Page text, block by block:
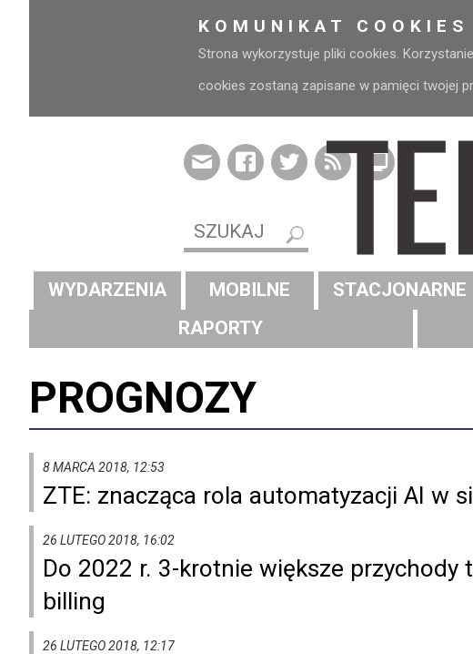
KOMUNIKAT COOKIES
Strona wykorzystuje pliki cookies.
cookies zostaną zapisane w pamięci twojej
WYDARZENIA MOBILNE STACJONARNE
RAPORTY
PROGNOZY
8 MARCA 2018, 12:53
ZTE: znacząca rola automatyzacji AI w
26 LUTEGO 2018, 16:02
Do 2022 r. 3-krotnie większe
billing
26 LUTEGO 2018, 12:17